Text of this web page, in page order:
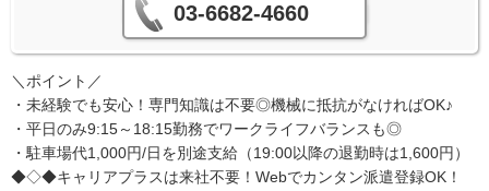
03-6682-4660
＼ポイント／
・未経験でも安心！専門知識は不要◎機械に抵抗がなければOK♪
・平日のみ9:15～18:15勤務でワークライフバランスも◎
・駐車場代1,000円/日を別途支給（19:00以降の退勤時は1,600円）
◆◇◆キャリアプラスは来社不要！Webでカンタン派遣登録OK！